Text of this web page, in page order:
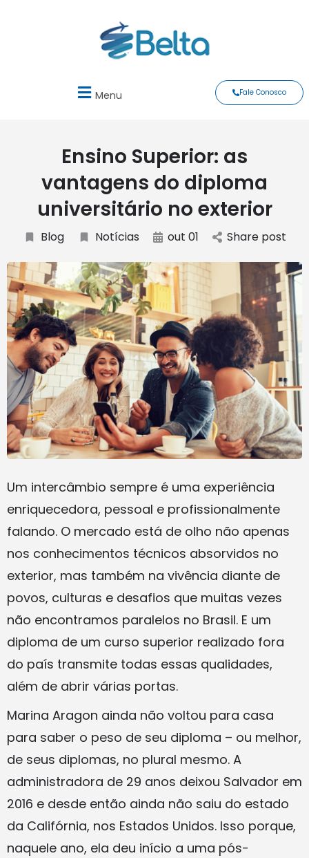
Menu Fale Conosco
Ensino Superior: as
vantagens do diploma
universitário no exterior
Blog Notícias out 01 Share post
Um intercâmbio sempre é uma experiência
enriquecedora, pessoal e profissionalmente
falando. O mercado está de olho não apenas
nos conhecimentos técnicos absorvidos no
exterior, mas também na vivência diante de
povos, culturas e desafios que muitas vezes
não encontramos paralelos no Brasil. E um
diploma de um curso superior realizado fora
do país transmite todas essas qualidades,
além de abrir várias portas.
Marina Aragon ainda não voltou para casa
para saber o peso de seu diploma – ou melhor,
de seus diplomas, no plural mesmo. A
administradora de 29 anos deixou Salvador em
2016 e desde então ainda não saiu do estado
da Califórnia, nos Estados Unidos. Isso porque,
naquele ano, ela deu início a uma pós-